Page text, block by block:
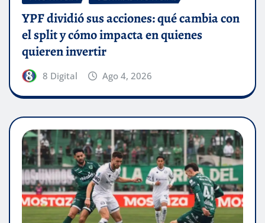
YPF dividió sus acciones: qué cambia con
el split y cómo impacta en quienes
quieren invertir
8 Digital Ago 4, 2026